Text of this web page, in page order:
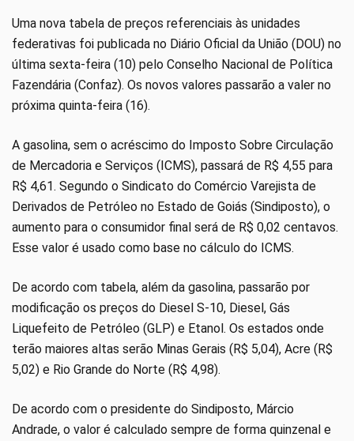
Uma nova tabela de preços referenciais às unidades
federativas foi publicada no Diário Oficial da União (DOU) no
última sexta-feira (10) pelo Conselho Nacional de Política
Fazendária (Confaz). Os novos valores passarão a valer no
próxima quinta-feira (16).
A gasolina, sem o acréscimo do Imposto Sobre Circulação
de Mercadoria e Serviços (ICMS), passará de R$ 4,55 para
R$ 4,61. Segundo o Sindicato do Comércio Varejista de
Derivados de Petróleo no Estado de Goiás (Sindiposto), o
aumento para o consumidor final será de R$ 0,02 centavos.
Esse valor é usado como base no cálculo do ICMS.
De acordo com tabela, além da gasolina, passarão por
modificação os preços do Diesel S-10, Diesel, Gás
Liquefeito de Petróleo (GLP) e Etanol. Os estados onde
terão maiores altas serão Minas Gerais (R$ 5,04), Acre (R$
5,02) e Rio Grande do Norte (R$ 4,98).
De acordo com o presidente do Sindiposto, Márcio
Andrade, o valor é calculado sempre de forma quinzenal e